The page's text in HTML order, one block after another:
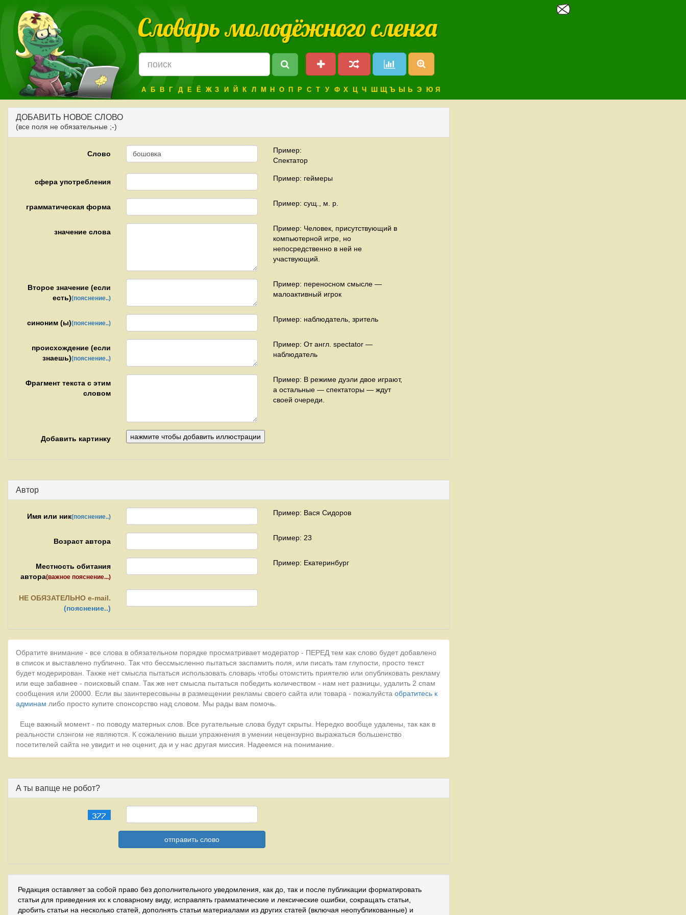
Словарь молодёжного сленга
А Б В Г Д Е Ё Ж З И Й К Л М Н О П Р С Т У Ф Х Ц Ч Ш Щ Ъ Ы Ь Э Ю Я
ДОБАВИТЬ НОВОЕ СЛОВО
(все поля не обязательные ;-)
Слово
Пример:
Спектатор
сфера употребления Пример: геймеры
грамматическая форма Пример: сущ., м. р.
значение слова
Пример: Человек, присутствующий в
компьютерной игре, но
непосредственно в ней не
участвующий.
Второе значение (если
есть)(пояснение..)
Пример: переносном смысле —
малоактивный игрок
синоним (ы)(пояснение..) Пример: наблюдатель, зритель
происхождение (если
знаешь)(пояснение..)
Пример: От англ. spectator —
наблюдатель
Фрагмент текста с этим
словом
Пример: В режиме дуэли двое играют,
а остальные — спектаторы — ждут
своей очереди.
Добавить картинку
Автор
Имя или ник(пояснение..) Пример: Вася Сидоров
Возраст автора Пример: 23
Местность обитания
автора(важное пояснение...)
Пример: Екатеринбург
НЕ ОБЯЗАТЕЛЬНО e-mail.
(пояснение..)
Обратите внимание - все слова в обязательном порядке просматривает модератор - ПЕРЕД тем как слово будет добавлено
в список и выставлено публично. Так что бессмысленно пытаться заспамить поля, или писать там глупости, просто текст
будет модерирован. Также нет смысла пытаться использовать словарь чтобы отомстить приятелю или опубликовать рекламу
или еще забавнее - поисковый спам. Так же нет смысла пытаться победить количеством - нам нет разницы, удалить 2 спам
сообщения или 20000. Если вы заинтересовыны в размещении рекламы своего сайта или товара - пожалуйста обратитесь к
админам либо просто купите спонсорство над словом. Мы рады вам помочь.
Еще важный момент - по поводу матерных слов. Все ругательные слова будут скрыты. Нередко вообще удалены, так как в
реальности слэнгом не являются. К сожалению выши упражнения в умении нецензурно выражаться большенство
посетителей сайта не увидит и не оценит, да и у нас другая миссия. Надеемся на понимание.
А ты вапще не робот?
Редакция оставляет за собой право без дополнительного уведомления, как до, так и после публикации форматировать
статьи для приведения их к словарному виду, исправлять грамматические и лексические ошибки, сокращать статьи,
дробить статьи на несколько статей, дополнять статьи материалами из других статей (включая неопубликованные) и